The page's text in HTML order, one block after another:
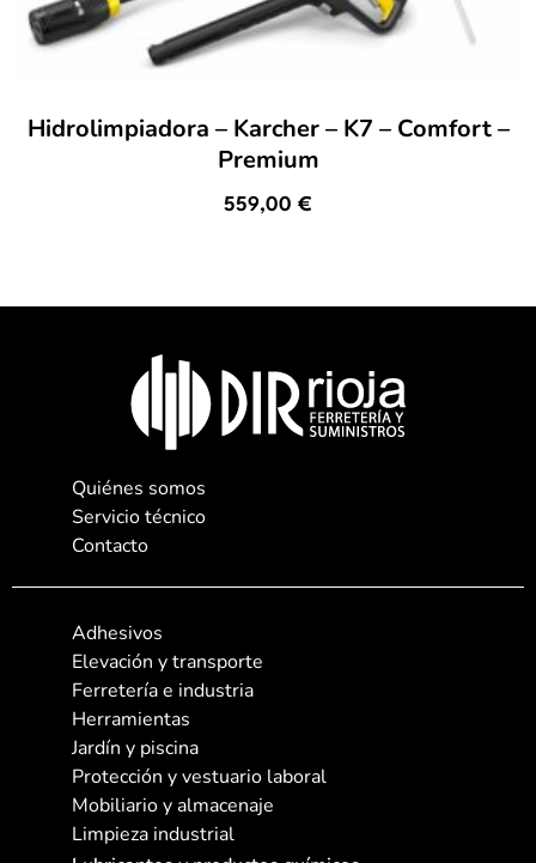
Hidrolimpiadora – Karcher – K7 – Comfort –
Premium
559,00 €
Quiénes somos
Servicio técnico
Contacto
Adhesivos
Elevación y transporte
Ferretería e industria
Herramientas
Jardín y piscina
Protección y vestuario laboral
Mobiliario y almacenaje
Limpieza industrial